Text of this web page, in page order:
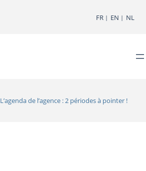
FR EN NL
L’agenda de l’agence : 2 périodes à pointer !